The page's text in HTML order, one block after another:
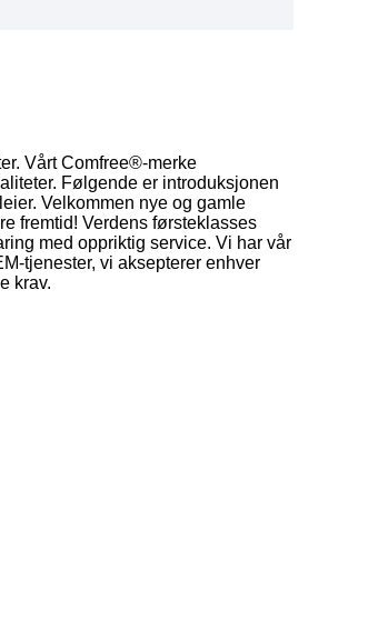
Vårt Comfree®-merke
Følgende er introduksjonen
Velkommen nye og gamle
fremtid! Verdens førsteklasses
med oppriktig service. Vi har vår
tjenester, vi aksepterer enhver
krav.